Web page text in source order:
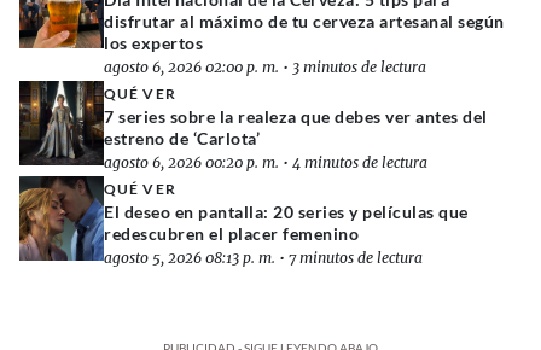
disfrutar al máximo de tu cerveza artesanal según
los expertos
agosto 6, 2026 02:00 p. m. • 3 minutos de lectura
QUÉ VER
7 series sobre la realeza que debes ver antes del
estreno de ‘Carlota’
agosto 6, 2026 00:20 p. m. • 4 minutos de lectura
QUÉ VER
El deseo en pantalla: 20 series y películas que
redescubren el placer femenino
agosto 5, 2026 08:13 p. m. • 7 minutos de lectura